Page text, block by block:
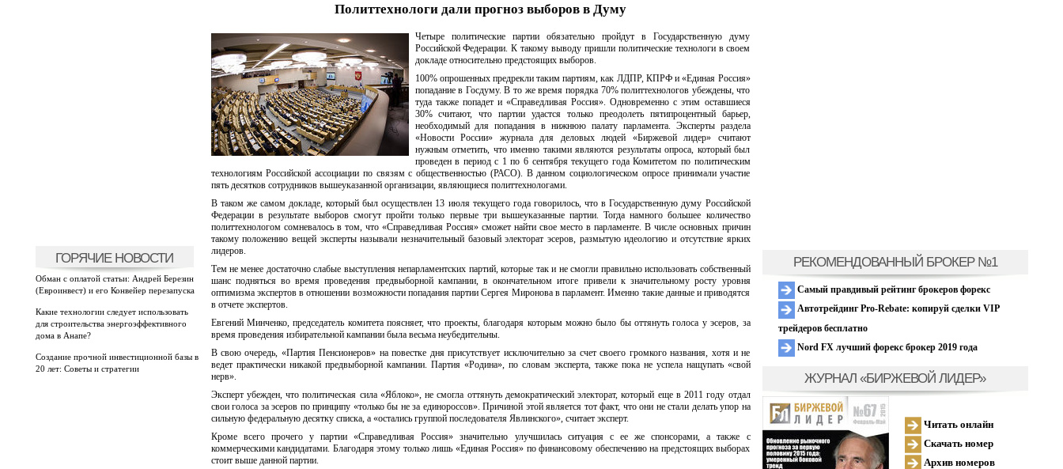
ГОРЯЧИЕ НОВОСТИ
Обман с оплатой статьи: Андрей Березин
(Евроинвест) и его Конвейер перезапуска
Какие технологии следует использовать
для строительства энергоэффективного
дома в Анапе?
Создание прочной инвестиционной базы в
20 лет: Советы и стратегии
Политтехнологи дали прогноз выборов в Думу
Четыре политические партии обязательно пройдут в Государственную думу
Российской Федерации. К такому выводу пришли политические технологи в своем
докладе относительно предстоящих выборов.
100% опрошенных предрекли таким партиям, как ЛДПР, КПРФ и «Единая Россия»
попадание в Госдуму. В то же время порядка 70% политтехнологов убеждены, что
туда также попадет и «Справедливая Россия». Одновременно с этим оставшиеся
30% считают, что партии удастся только преодолеть пятипроцентный барьер,
необходимый для попадания в нижнюю палату парламента. Эксперты раздела
«Новости России» журнала для деловых людей «Биржевой лидер» считают
нужным отметить, что именно такими являются результаты опроса, который был
проведен в период с 1 по 6 сентября текущего года Комитетом по политическим
технологиям Российской ассоциации по связям с общественностью (РАСО). В данном социологическом опросе принимали участие
пять десятков сотрудников вышеуказанной организации, являющиеся политтехнологами.
В таком же самом докладе, который был осуществлен 13 июля текущего года говорилось, что в Государственную думу Российской
Федерации в результате выборов смогут пройти только первые три вышеуказанные партии. Тогда намного большее количество
политтехнологом сомневалось в том, что «Справедливая Россия» сможет найти свое место в парламенте. В числе основных причин
такому положению вещей эксперты называли незначительный базовый электорат эсеров, размытую идеологию и отсутствие ярких
лидеров.
Тем не менее достаточно слабые выступления непарламентских партий, которые так и не смогли правильно использовать собственный
шанс подняться во время проведения предвыборной кампании, в окончательном итоге привели к значительному росту уровня
оптимизма экспертов в отношении возможности попадания партии Сергея Миронова в парламент. Именно такие данные и приводятся
в отчете экспертов.
Евгений Минченко, председатель комитета поясняет, что проекты, благодаря которым можно было бы оттянуть голоса у эсеров, за
время проведения избирательной кампании была весьма неубедительны.
В свою очередь, «Партия Пенсионеров» на повестке дня присутствует исключительно за счет своего громкого названия, хотя и не
ведет практически никакой предвыборной кампании. Партия «Родина», по словам эксперта, также пока не успела нащупать «свой
нерв».
Эксперт убежден, что политическая сила «Яблоко», не смогла оттянуть демократический электорат, который еще в 2011 году отдал
свои голоса за эсеров по принципу «только бы не за единороссов». Причиной этой является тот факт, что они не стали делать упор на
сильную федеральную десятку списка, а «остались группой последователя Явлинского», считает эксперт.
Кроме всего прочего у партии «Справедливая Россия» значительно улучшилась ситуация с ее же спонсорами, а также с
коммерческими кандидатами. Благодаря этому только лишь «Единая Россия» по финансовому обеспечению на предстоящих выборах
стоит выше данной партии.
РЕКОМЕНДОВАННЫЙ БРОКЕР №1
Самый правдивый рейтинг брокеров форекс
Автотрейдинг Pro-Rebate: копируй сделки VIP
трейдеров бесплатно
Nord FX лучший форекс брокер 2019 года
ЖУРНАЛ «БИРЖЕВОЙ ЛИДЕР»
Читать онлайн
Скачать номер
Архив номеров